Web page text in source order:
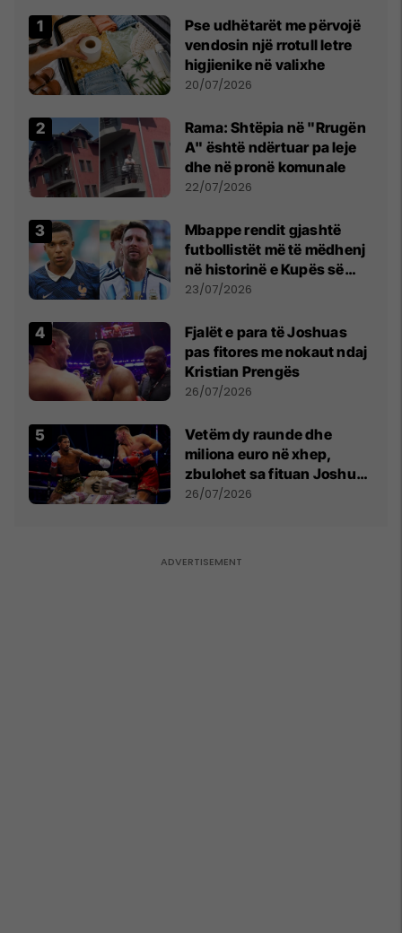
Pse udhëtarët me përvojë
vendosin një rrotull letre
higjienike në valixhe
20/07/2026
Rama: Shtëpia në "Rrugën
A" është ndërtuar pa leje
dhe në pronë komunale
22/07/2026
Mbappe rendit gjashtë
futbollistët më të mëdhenj
në historinë e Kupës së
Botës, Messi mbetet i dyti
23/07/2026
Fjalët e para të Joshuas
pas fitores me nokaut ndaj
Kristian Prengës
26/07/2026
Vetëm dy raunde dhe
miliona euro në xhep,
zbulohet sa fituan Joshua
e Prenga
26/07/2026